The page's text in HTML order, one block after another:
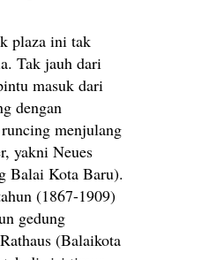
plaza ini tak
Tak jauh dari
masuk dari
dengan
menjulang
yakni Neues
Balai Kota Baru).
(1867-1909)
gedung
(Balaikota